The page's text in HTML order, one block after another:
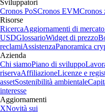
Sviluppatori
Cronos PoSCronos EVM
Risorse
RicercaAggiornamenti di mercato
USDGlossarioWidget di prezzo
reclamiAssistenzaPanoramica
Azienda
Chi siamoPiano di sviluppo
riservaAffiliazioneLicenze e
assetSostenibilità ambientale
interesse
Aggiornamenti
XNovità sui